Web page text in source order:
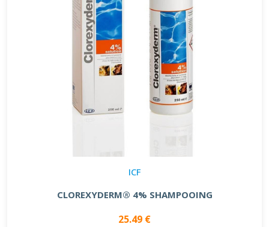
ICF
CLOREXYDERM® 4% SHAMPOOING
25.49 €